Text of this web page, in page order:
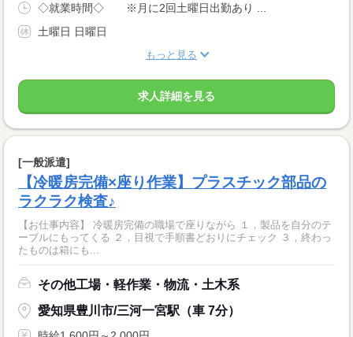
◇就業時間◇ ※月に2回土曜日出勤あり ...
土曜日 日曜日
もっと見る
求人詳細を見る
[一般派遣]
【冷暖房完備×座り作業】プラスチック部品の
ラクラク検査♪
【お仕事内容】 冷暖房完備の職場で座りながら １，製品を自分のテ
ーブルにもってくる ２，目視で手順書どおりにチェック ３，終わっ
たものは箱にも...
その他工場・軽作業・物流・土木系
愛知県豊川市/三河一宮駅（車 7分）